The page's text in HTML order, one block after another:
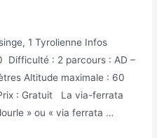
1 Tyrolienne Infos
Difficulté : 2 parcours : AD –
Altitude maximale : 60
: Gratuit La via-ferrata
» ou « via ferrata …